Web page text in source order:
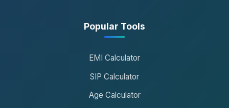
Popular Tools
EMI Calculator
SIP Calculator
Age Calculator